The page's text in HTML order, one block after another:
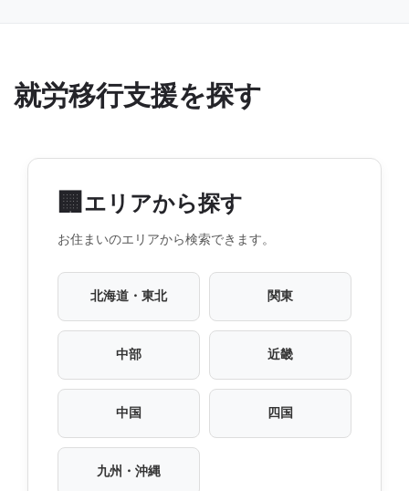
就労移行支援を探す
🏢 エリアから探す
お住まいのエリアから検索できます。
北海道・東北 関東
中部 近畿
中国 四国
九州・沖縄